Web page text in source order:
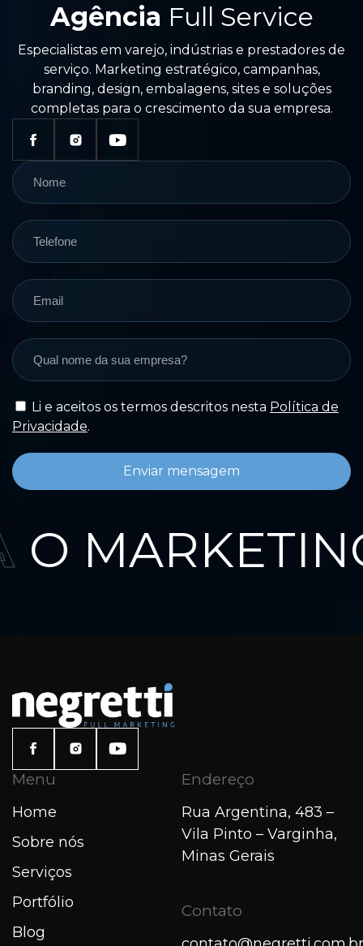
Agência Full Service
Especialistas em varejo, indústrias e prestadores de
serviço. Marketing estratégico, campanhas,
branding, design, embalagens, sites e soluções
completas para o crescimento da sua empresa.
Li e aceitos os termos descritos nesta Política de
Privacidade.
Enviar mensagem
O
Menu
Home
Sobre nós
Serviços
Portfólio
Blog
Endereço
Rua Argentina, 483 –
Vila Pinto – Varginha,
Minas Gerais
Contato